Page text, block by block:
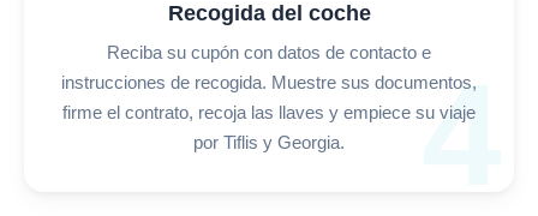
4
Recogida del coche
Reciba su cupón con datos de contacto e
instrucciones de recogida. Muestre sus documentos,
firme el contrato, recoja las llaves y empiece su viaje
por Tiflis y Georgia.